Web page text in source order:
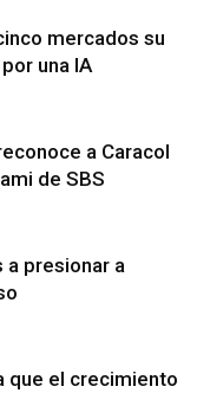
mercados su
una IA
a Caracol
de SBS
a presionar a
que el crecimiento